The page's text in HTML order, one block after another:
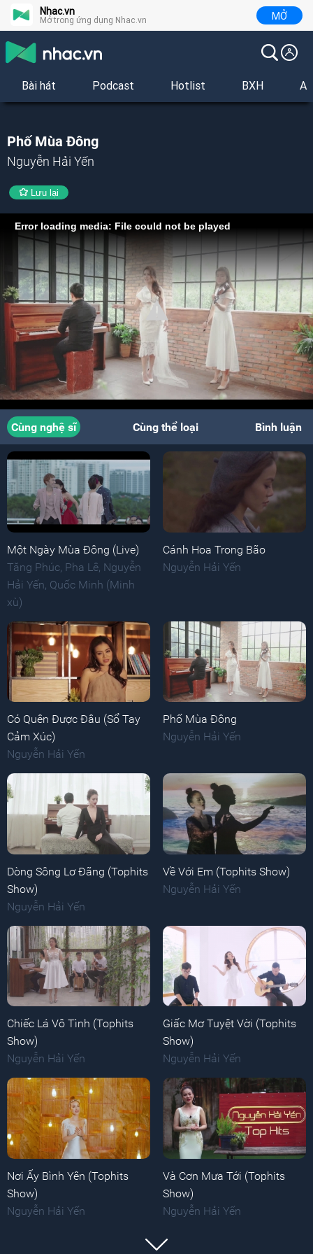
Nhac.vn
Mở trong ứng dụng Nhac.vn MỞ
Bài hát Podcast Hotlist BXH
Phố Mùa Đông
Nguyễn Hải Yến
Lưu lại
Error loading media: File could not be played
Cùng nghệ sĩ Cùng thể loại Bình luận
Một Ngày Mùa Đông (Live)
Tăng Phúc Pha Lê Nguyễn
Hải Yến Quốc Minh (Minh
xù)
Cánh Hoa Trong Bão
Nguyễn Hải Yến
Có Quên Được Đâu (Sổ Tay
Cảm Xúc)
Nguyễn Hải Yến
Phố Mùa Đông
Nguyễn Hải Yến
Dòng Sông Lơ Đãng (Tophits
Show)
Nguyễn Hải Yến
Về Với Em (Tophits Show)
Nguyễn Hải Yến
Chiếc Lá Vô Tình (Tophits
Show)
Nguyễn Hải Yến
Giấc Mơ Tuyệt Vời (Tophits
Show)
Nguyễn Hải Yến
Nơi Ấy Bình Yên (Tophits
Show)
Nguyễn Hải Yến
Và Cơn Mưa Tới (Tophits
Show)
Nguyễn Hải Yến